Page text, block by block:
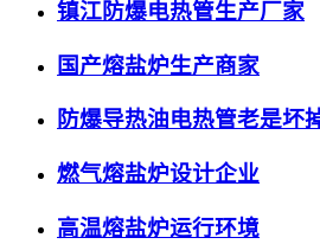
镇江防爆电热管生产厂家
国产熔盐炉生产商家
防爆导热油电热管老是坏
燃气熔盐炉设计企业
高温熔盐炉运行环境